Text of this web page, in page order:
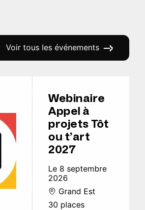
Voir tous les événements
Webinaire
Appel à
projets Tôt
ou t’art
2027
Le 8 septembre
2026
Grand Est
30 places